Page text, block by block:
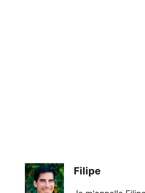
Filipe